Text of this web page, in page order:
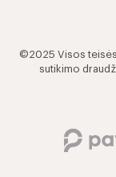
©2025 Visos
sutikimo